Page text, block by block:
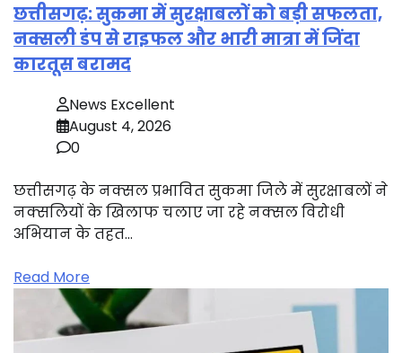
छत्तीसगढ़: सुकमा में सुरक्षाबलों को बड़ी सफलता,
नक्सली डंप से राइफल और भारी मात्रा में जिंदा
कारतूस बरामद
News Excellent
August 4, 2026
0
छत्तीसगढ़ के नक्सल प्रभावित सुकमा जिले में सुरक्षाबलों ने
नक्सलियों के खिलाफ चलाए जा रहे नक्सल विरोधी
अभियान के तहत…
Read More